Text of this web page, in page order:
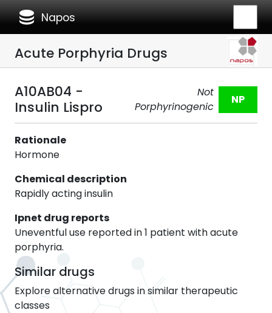
database Napos
Acute Porphyria Drugs
A10AB04 -
Insulin Lispro
Not
Porphyrinogenic
NP
Rationale
Hormone
Chemical description
Rapidly acting insulin
Ipnet drug reports
Uneventful use reported in 1 patient with acute
porphyria.
Similar drugs
Explore alternative drugs in similar therapeutic
classes